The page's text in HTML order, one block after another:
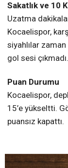
Sakatlık ve 10
Uzatma
Kocaelispor,
siyahlılar
gol sesi çıkmadı.
Puan Durumu
Kocaelispor,
15’e yükseltti.
puansız kapattı.